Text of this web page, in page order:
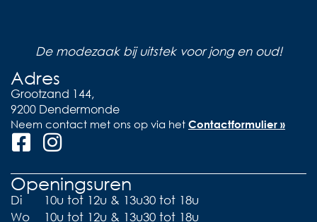
De modezaak bij uitstek voor jong en oud!
Adres
Grootzand 144,
9200 Dendermonde
Neem contact met ons op via het Contactformulier »
Openingsuren
Di
10u tot 12u & 13u30 tot 18u
Wo
10u tot 12u & 13u30 tot 18u